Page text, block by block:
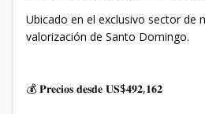
Ubicado en el exclusivo sector de
valorización de Santo Domingo.
💰 𝐏𝐫𝐞𝐜𝐢𝐨𝐬 𝐝𝐞𝐬𝐝𝐞 𝐔𝐒$𝟒𝟗𝟐,𝟏𝟔𝟐